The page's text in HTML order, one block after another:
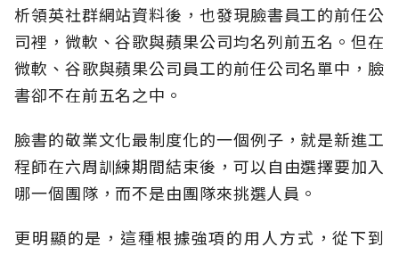
析領英社群網站資料後，也發現臉書員工的前任公
司裡，微軟、谷歌與蘋果公司均名列前五名。但在
微軟、谷歌與蘋果公司員工的前任公司名單中，臉
書卻不在前五名之中。
臉書的敬業文化最制度化的一個例子，就是新進工
程師在六周訓練期間結束後，可以自由選擇要加入
哪一個團隊，而不是由團隊來挑選人員。
更明顯的是，這種根據強項的用人方式，從下到